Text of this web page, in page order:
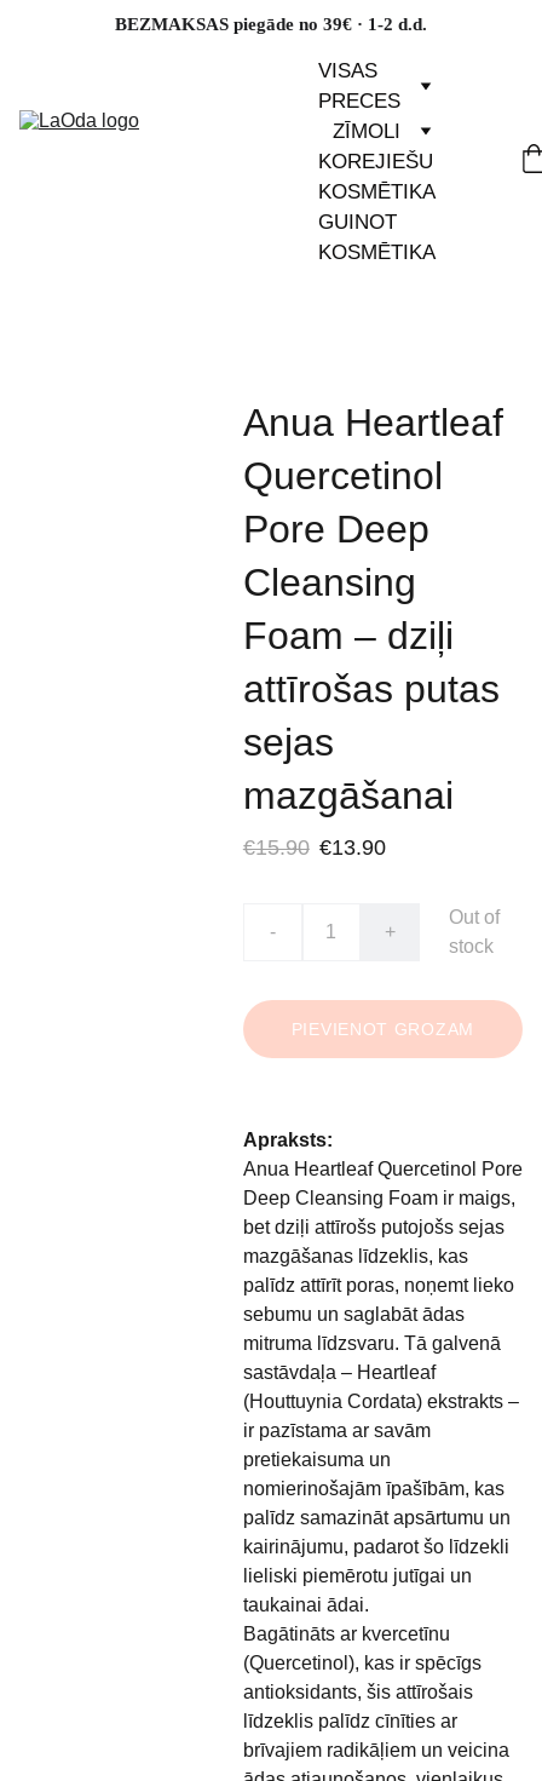
BEZMAKSAS piegāde no 39€ · 1-2 d.d.
VISAS
PRECES
ZĪMOLI
KOREJIEŠU
KOSMĒTIKA
GUINOT
KOSMĒTIKA
Anua Heartleaf
Quercetinol
Pore Deep
Cleansing
Foam – dziļi
attīrošas putas
sejas
mazgāšanai
€15.90 €13.90
- +
Out of
stock
PIEVIENOT GROZAM
Apraksts:
Anua Heartleaf Quercetinol Pore
Deep Cleansing Foam ir maigs,
bet dziļi attīrošs putojošs sejas
mazgāšanas līdzeklis, kas
palīdz attīrīt poras, noņemt lieko
sebumu un saglabāt ādas
mitruma līdzsvaru. Tā galvenā
sastāvdaļa – Heartleaf
(Houttuynia Cordata) ekstrakts –
ir pazīstama ar savām
pretiekaisuma un
nomierinošajām īpašībām, kas
palīdz samazināt apsārtumu un
kairinājumu, padarot šo līdzekli
lieliski piemērotu jutīgai un
taukainai ādai.
Bagātināts ar kvercetīnu
(Quercetinol), kas ir spēcīgs
antioksidants, šis attīrošais
līdzeklis palīdz cīnīties ar
brīvajiem radikāļiem un veicina